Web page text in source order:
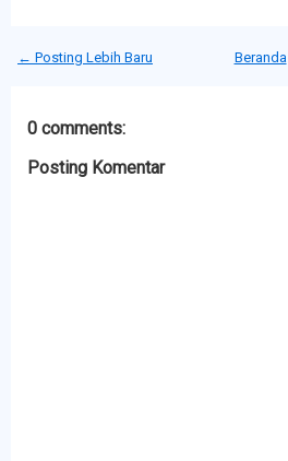
← Posting Lebih Baru Beranda
0 comments:
Posting Komentar